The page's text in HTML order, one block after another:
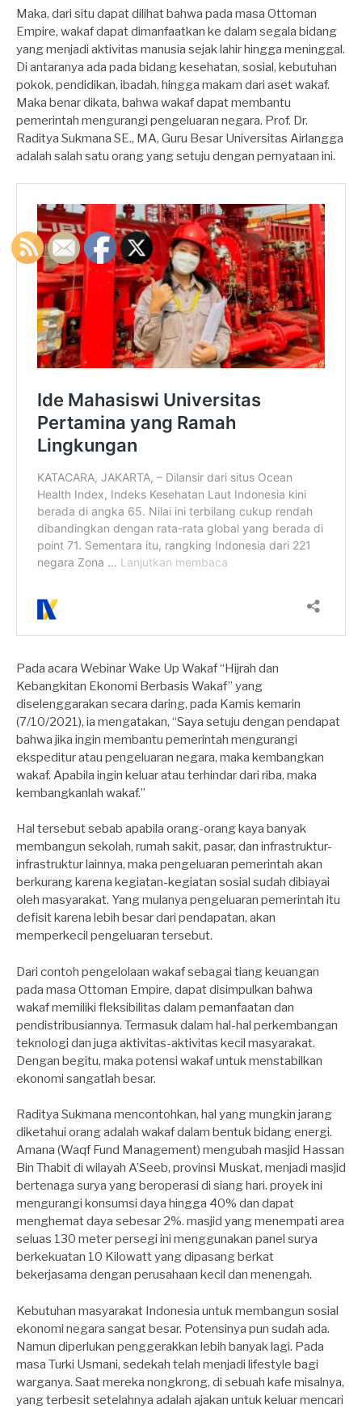
Maka, dari situ dapat dilihat bahwa pada masa Ottoman
Empire, wakaf dapat dimanfaatkan ke dalam segala bidang
yang menjadi aktivitas manusia sejak lahir hingga meninggal.
Di antaranya ada pada bidang kesehatan, sosial, kebutuhan
pokok, pendidikan, ibadah, hingga makam dari aset wakaf.
Maka benar dikata, bahwa wakaf dapat membantu
pemerintah mengurangi pengeluaran negara. Prof. Dr.
Raditya Sukmana SE., MA, Guru Besar Universitas Airlangga
adalah salah satu orang yang setuju dengan pernyataan ini.
Pada acara Webinar Wake Up Wakaf “Hijrah dan
Kebangkitan Ekonomi Berbasis Wakaf” yang
diselenggarakan secara daring, pada Kamis kemarin
(7/10/2021), ia mengatakan, “Saya setuju dengan pendapat
bahwa jika ingin membantu pemerintah mengurangi
ekspeditur atau pengeluaran negara, maka kembangkan
wakaf. Apabila ingin keluar atau terhindar dari riba, maka
kembangkanlah wakaf.”
Hal tersebut sebab apabila orang-orang kaya banyak
membangun sekolah, rumah sakit, pasar, dan infrastruktur-
infrastruktur lainnya, maka pengeluaran pemerintah akan
berkurang karena kegiatan-kegiatan sosial sudah dibiayai
oleh masyarakat. Yang mulanya pengeluaran pemerintah itu
defisit karena lebih besar dari pendapatan, akan
memperkecil pengeluaran tersebut.
Dari contoh pengelolaan wakaf sebagai tiang keuangan
pada masa Ottoman Empire, dapat disimpulkan bahwa
wakaf memiliki fleksibilitas dalam pemanfaatan dan
pendistribusiannya. Termasuk dalam hal-hal perkembangan
teknologi dan juga aktivitas-aktivitas kecil masyarakat.
Dengan begitu, maka potensi wakaf untuk menstabilkan
ekonomi sangatlah besar.
Raditya Sukmana mencontohkan, hal yang mungkin jarang
diketahui orang adalah wakaf dalam bentuk bidang energi.
Amana (Waqf Fund Management) mengubah masjid Hassan
Bin Thabit di wilayah A’Seeb, provinsi Muskat, menjadi masjid
bertenaga surya yang beroperasi di siang hari. proyek ini
mengurangi konsumsi daya hingga 40% dan dapat
menghemat daya sebesar 2%. masjid yang menempati area
seluas 130 meter persegi ini menggunakan panel surya
berkekuatan 10 Kilowatt yang dipasang berkat
bekerjasama dengan perusahaan kecil dan menengah.
Kebutuhan masyarakat Indonesia untuk membangun sosial
ekonomi negara sangat besar. Potensinya pun sudah ada.
Namun diperlukan penggerakkan lebih banyak lagi. Pada
masa Turki Usmani, sedekah telah menjadi lifestyle bagi
warganya. Saat mereka nongkrong, di sebuah kafe misalnya,
yang terbesit setelahnya adalah ajakan untuk keluar mencari